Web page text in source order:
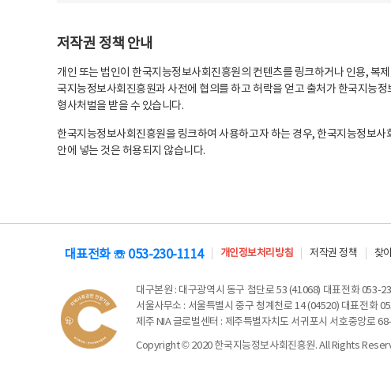
저작권 정책 안내
개인 또는 법인이 한국지능정보사회진흥원의 컨텐츠를 링크하거나 인용, 복
국지능정보사회진흥원과 사전에 협의를 하고 허락을 얻고 출처가 한국지능
형사처벌을 받을 수 있습니다.
한국지능정보사회진흥원을 링크하여 사용하고자 하는 경우, 한국지능정보
안에 넣는 것은 허용되지 않습니다.
대표전화 ☏ 053-230-1114 개인정보처리방침 저작권 정책 찾
대구본원 : 대구광역시 동구 첨단로 53 (41068) 대표전화 053-
서울사무소 : 서울특별시 중구 청계천로 14 (04520) 대표전화
제주 NIA 글로벌센터 : 제주특별자치도 서귀포시 서호중앙로
Copyright © 2020 한국지능정보사회진흥원. All Rights